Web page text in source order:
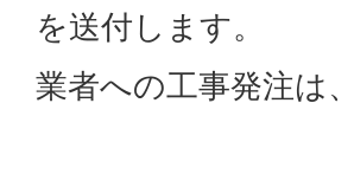
を送付します。
業者への工事発注は